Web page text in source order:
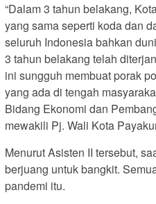
“Dalam 3 tahun belakang,
yang sama seperti koda dan
seluruh Indonesia bahkan
3 tahun belakang telah
ini sungguh membuat porak
yang ada di tengah
Bidang Ekonomi dan
mewakili Pj. Wali Kota
Menurut Asisten II tersebut,
berjuang untuk bangkit.
pandemi itu.